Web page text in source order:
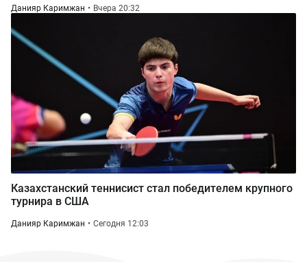
Данияр Каримжан Вчера 20:32
Казахстанский теннисист стал победителем крупного
турнира в США
Данияр Каримжан Сегодня 12:03